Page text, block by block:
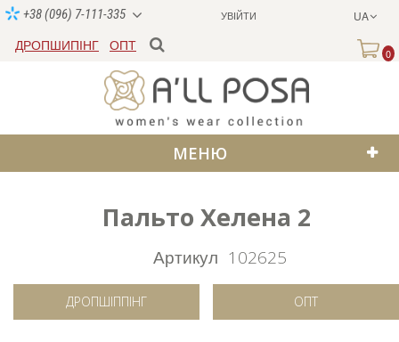
УВІЙТИ UA
+38 (096) 7-111-335
ДРОПШИПІНГ ОПТ
0
МЕНЮ
Пальто Хелена 2
Артикул 102625
ДРОПШІППІНГ ОПТ